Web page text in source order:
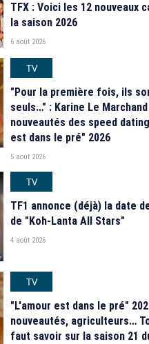
TFX : Voici les 12 nouveaux
la saison 2026
6 août 2026
TV
"Pour la première fois, ils
seuls…" : Karine Le
nouveautés des speed
est dans le pré" 2026
5 août 2026
TV
TF1 annonce (déjà) la date
de "Koh-Lanta All Stars"
4 août 2026
TV
"L'amour est dans le pré"
nouveautés, agriculteurs…
faut savoir sur la saison 21